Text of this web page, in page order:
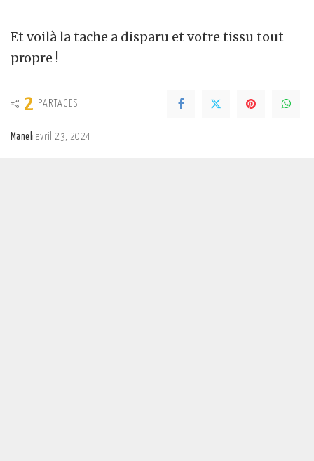
Et voilà la tache a disparu et votre tissu tout
propre !
2 PARTAGES
Manel avril 23, 2024